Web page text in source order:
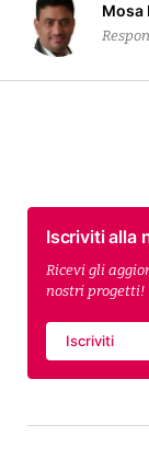
Mosa
Iscriviti alla
Ricevi gli
nostri progetti!
Iscriviti